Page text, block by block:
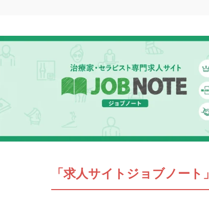
「求人サイトジョブノー